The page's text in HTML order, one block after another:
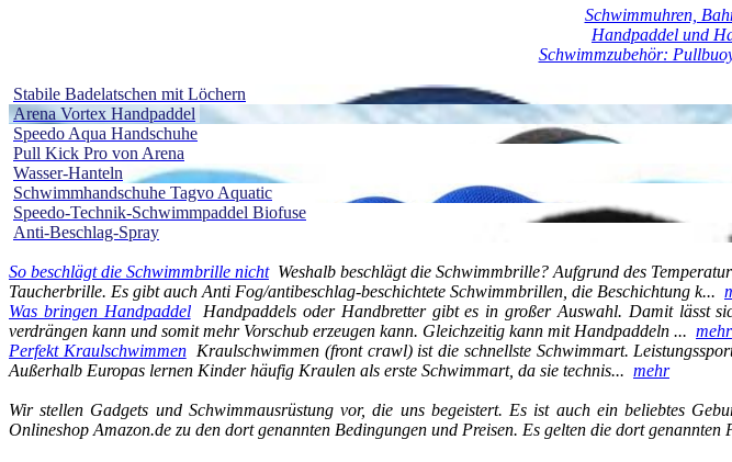
Schwimmuhren,
Handpaddel und
Schwimmzubehör:
Stabile Badelatschen mit Löchern
Arena Vortex Handpaddel
Speedo Aqua Handschuhe
Pull Kick Pro von Arena
Wasser-Hanteln
Schwimmhandschuhe Tagvo Aquatic
Speedo-Technik-Schwimmpaddel Biofuse
Anti-Beschlag-Spray
So beschlägt die Schwimmbrille nichtWeshalb beschlägt die Schwimmbrille? Aufgrund des
Taucherbrille. Es gibt auch Anti Fog/antibeschlag-beschichtete Schwimmbrillen, die Beschichtung k...
Was bringen HandpaddelHandpaddels oder Handbretter gibt es in großer Auswahl. Damit lässt
verdrängen kann und somit mehr Vorschub erzeugen kann. Gleichzeitig kann mit Handpaddeln ... mehr
Perfekt KraulschwimmenKraulschwimmen (front crawl) ist die schnellste Schwimmart.
Außerhalb Europas lernen Kinder häufig Kraulen als erste Schwimmart, da sie technis... mehr
Wir stellen Gadgets und Schwimmausrüstung vor, die uns begeistert. Es ist auch ein beliebtes
Onlineshop Amazon.de zu den dort genannten Bedingungen und Preisen. Es gelten die dort